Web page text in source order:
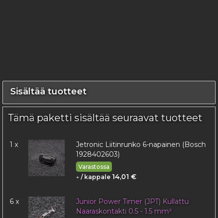
Sisältää tuotteet
Tämä paketti sisältää seuraavat tuotteet
1 x
Jetronic Liitinrunko 6-napainen (Bosch
1928402603)
Varastossa
+ / kappale 14,01 €
6 x
Junior Power Timer (JPT) Kullattu
Naaraskontakti 0.5 - 1.5 mm²